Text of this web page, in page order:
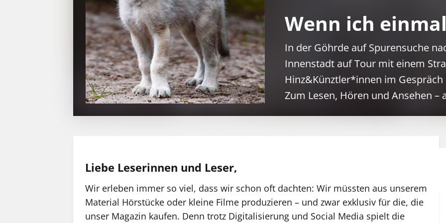
Wenn ich
In der Göhrde auf Spurensuche
Innenstadt auf Tour mit einem
Hinz&Künztler*innen im
Zum Lesen, Hören und Ansehen –
Liebe Leserinnen und Leser,
Wir erleben immer so viel, dass wir schon oft dachten: Wir müssten aus unserem
Material Hörstücke oder kleine Filme produzieren – und zwar exklusiv für die, die
unser Magazin kaufen. Denn trotz Digitalisierung und Social Media spielt die
Spinne teilt nicht nur Kaffee
Spruch.